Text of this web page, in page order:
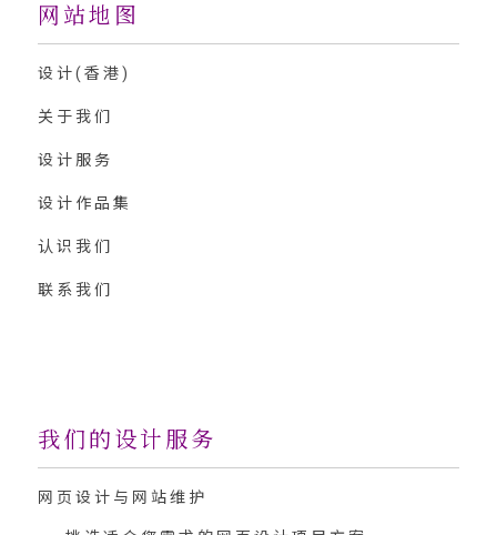
网站地图
设计(香港)
关于我们
设计服务
设计作品集
认识我们
联系我们
我们的设计服务
网页设计与网站维护